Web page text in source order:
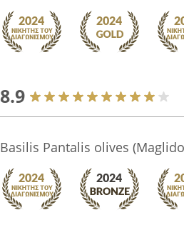
8.9
Basilis Pantalis olives